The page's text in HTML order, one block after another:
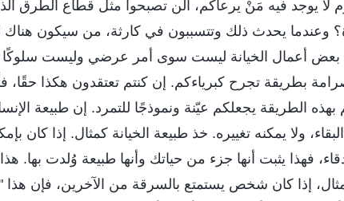
لا يوجد فيه مَنْ يرعاكم، ألن تصبحوا مثل قطّاع الطرق
وعندما يحدث ذلك وتتسببون في كارثة، من سيكون
بعض أعمال الخيانة ليست سوى أمر عرضي وليست سلوكًا
بطريقة تجرح كبرياءكم. إن كنتم تعتقدون هكذا حقًا،
الطريقة يجعلكم عيّنة ونموذجًا للتمرد. إن طبيعة
ولا يمكنه تغييره. خذ طبيعة الخيانة كمثال. إذا كان
فهذا يثبت أنها جزء من حياتك وأنها طبيعة وُلدت بها.
إذا كان شخص يستمتع بالسرقة من الآخرين، فإن هذا